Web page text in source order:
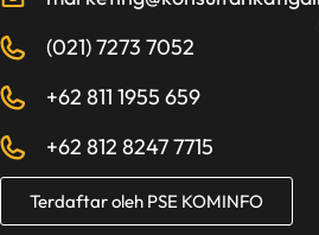
(021) 7273 7052
+62 811 1955 659
+62 812 8247 7715
Terdaftar oleh PSE KOMINFO